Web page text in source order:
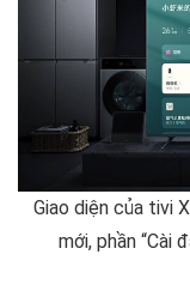
Giao diện của tivi
mới, phần “Cài